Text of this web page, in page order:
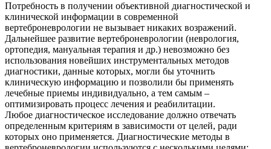
Потребность в получении объективной диагностической и
клинической информации в современной
вертеброневрологии не вызывает никаких возражений.
Дальнейшее развитие вертеброневрологии (неврология,
ортопедия, мануальная терапия и др.) невозможно без
использования новейших инструментальных методов
диагностики, данные которых, могли бы уточнить
клиническую информацию и позволили бы применять
лечебные приемы индивидуально, а тем самым –
оптимизировать процесс лечения и реабилитации.
Любое диагностическое исследование должно отвечать
определенным критериям в зависимости от целей, ради
которых оно применяется. Диагностические методы в